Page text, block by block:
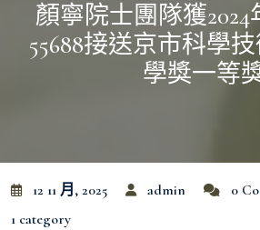
顏寧院士團隊獲
55688接送京市科學
學獎一等
12 11 月, 2025 admin
0
1 category